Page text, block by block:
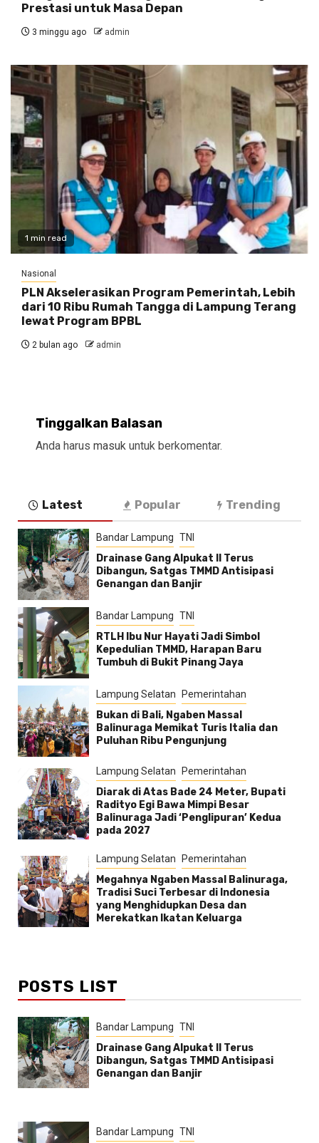
Prestasi untuk Masa Depan
3 minggu ago admin
1 min read
Nasional
PLN Akselerasikan Program Pemerintah, Lebih
dari 10 Ribu Rumah Tangga di Lampung Terang
lewat Program BPBL
2 bulan ago admin
Tinggalkan Balasan
Anda harus masuk untuk berkomentar.
Latest Popular Trending
Bandar Lampung TNI
Drainase Gang Alpukat II Terus
Dibangun, Satgas TMMD Antisipasi
Genangan dan Banjir
Bandar Lampung TNI
RTLH Ibu Nur Hayati Jadi Simbol
Kepedulian TMMD, Harapan Baru
Tumbuh di Bukit Pinang Jaya
Lampung Selatan Pemerintahan
Bukan di Bali, Ngaben Massal
Balinuraga Memikat Turis Italia dan
Puluhan Ribu Pengunjung
Lampung Selatan Pemerintahan
Diarak di Atas Bade 24 Meter, Bupati
Radityo Egi Bawa Mimpi Besar
Balinuraga Jadi ‘Penglipuran’ Kedua
pada 2027
Lampung Selatan Pemerintahan
Megahnya Ngaben Massal Balinuraga,
Tradisi Suci Terbesar di Indonesia
yang Menghidupkan Desa dan
Merekatkan Ikatan Keluarga
POSTS LIST
Bandar Lampung TNI
Drainase Gang Alpukat II Terus
Dibangun, Satgas TMMD Antisipasi
Genangan dan Banjir
Bandar Lampung TNI